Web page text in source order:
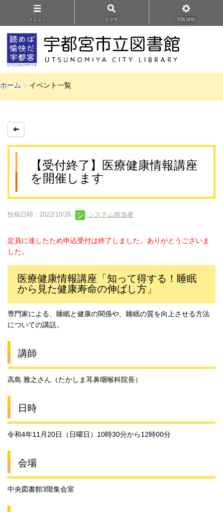
メニュ－ さがす 閲覧補助
ホーム イベント一覧
【受付終了】医療健康情報講座
を開催します
投稿日時 : 2022/10/26 システム担当者
定員に達したため申込受付は終了しました。ありがとうございま
した。
医療健康情報講座「知って得する！睡眠
から見た健康寿命の伸ばし方」
専門家による、睡眠と健康の関係や、睡眠の質を向上させる方法
についての講話。
講師
高島 雅之さん（たかしま耳鼻咽喉科院長）
日時
令和4年11月20日（日曜日）10時30分から12時00分
会場
中央図書館3階集会室